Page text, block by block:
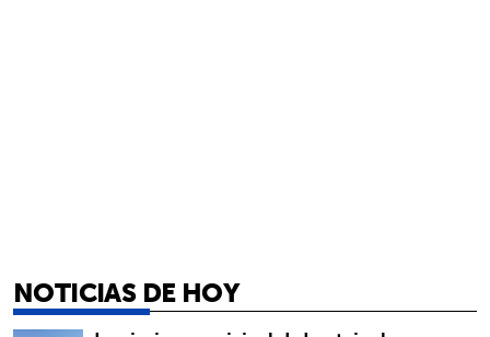
NOTICIAS DE HOY